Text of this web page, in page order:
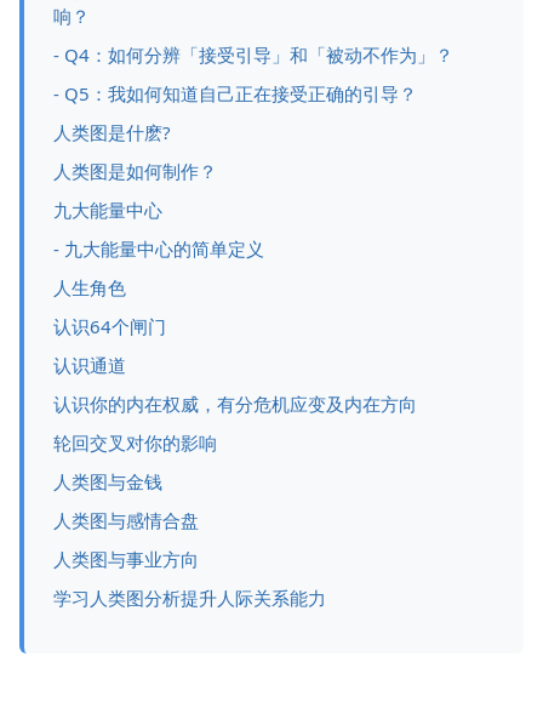
响？
- Q4：如何分辨「接受引导」和「被动不作为」？
- Q5：我如何知道自己正在接受正确的引导？
人类图是什麽?
人类图是如何制作？
九大能量中心
- 九大能量中心的简单定义
人生角色
认识64个闸门
认识通道
认识你的内在权威，有分危机应变及内在方向
轮回交叉对你的影响
人类图与金钱
人类图与感情合盘
人类图与事业方向
学习人类图分析提升人际关系能力